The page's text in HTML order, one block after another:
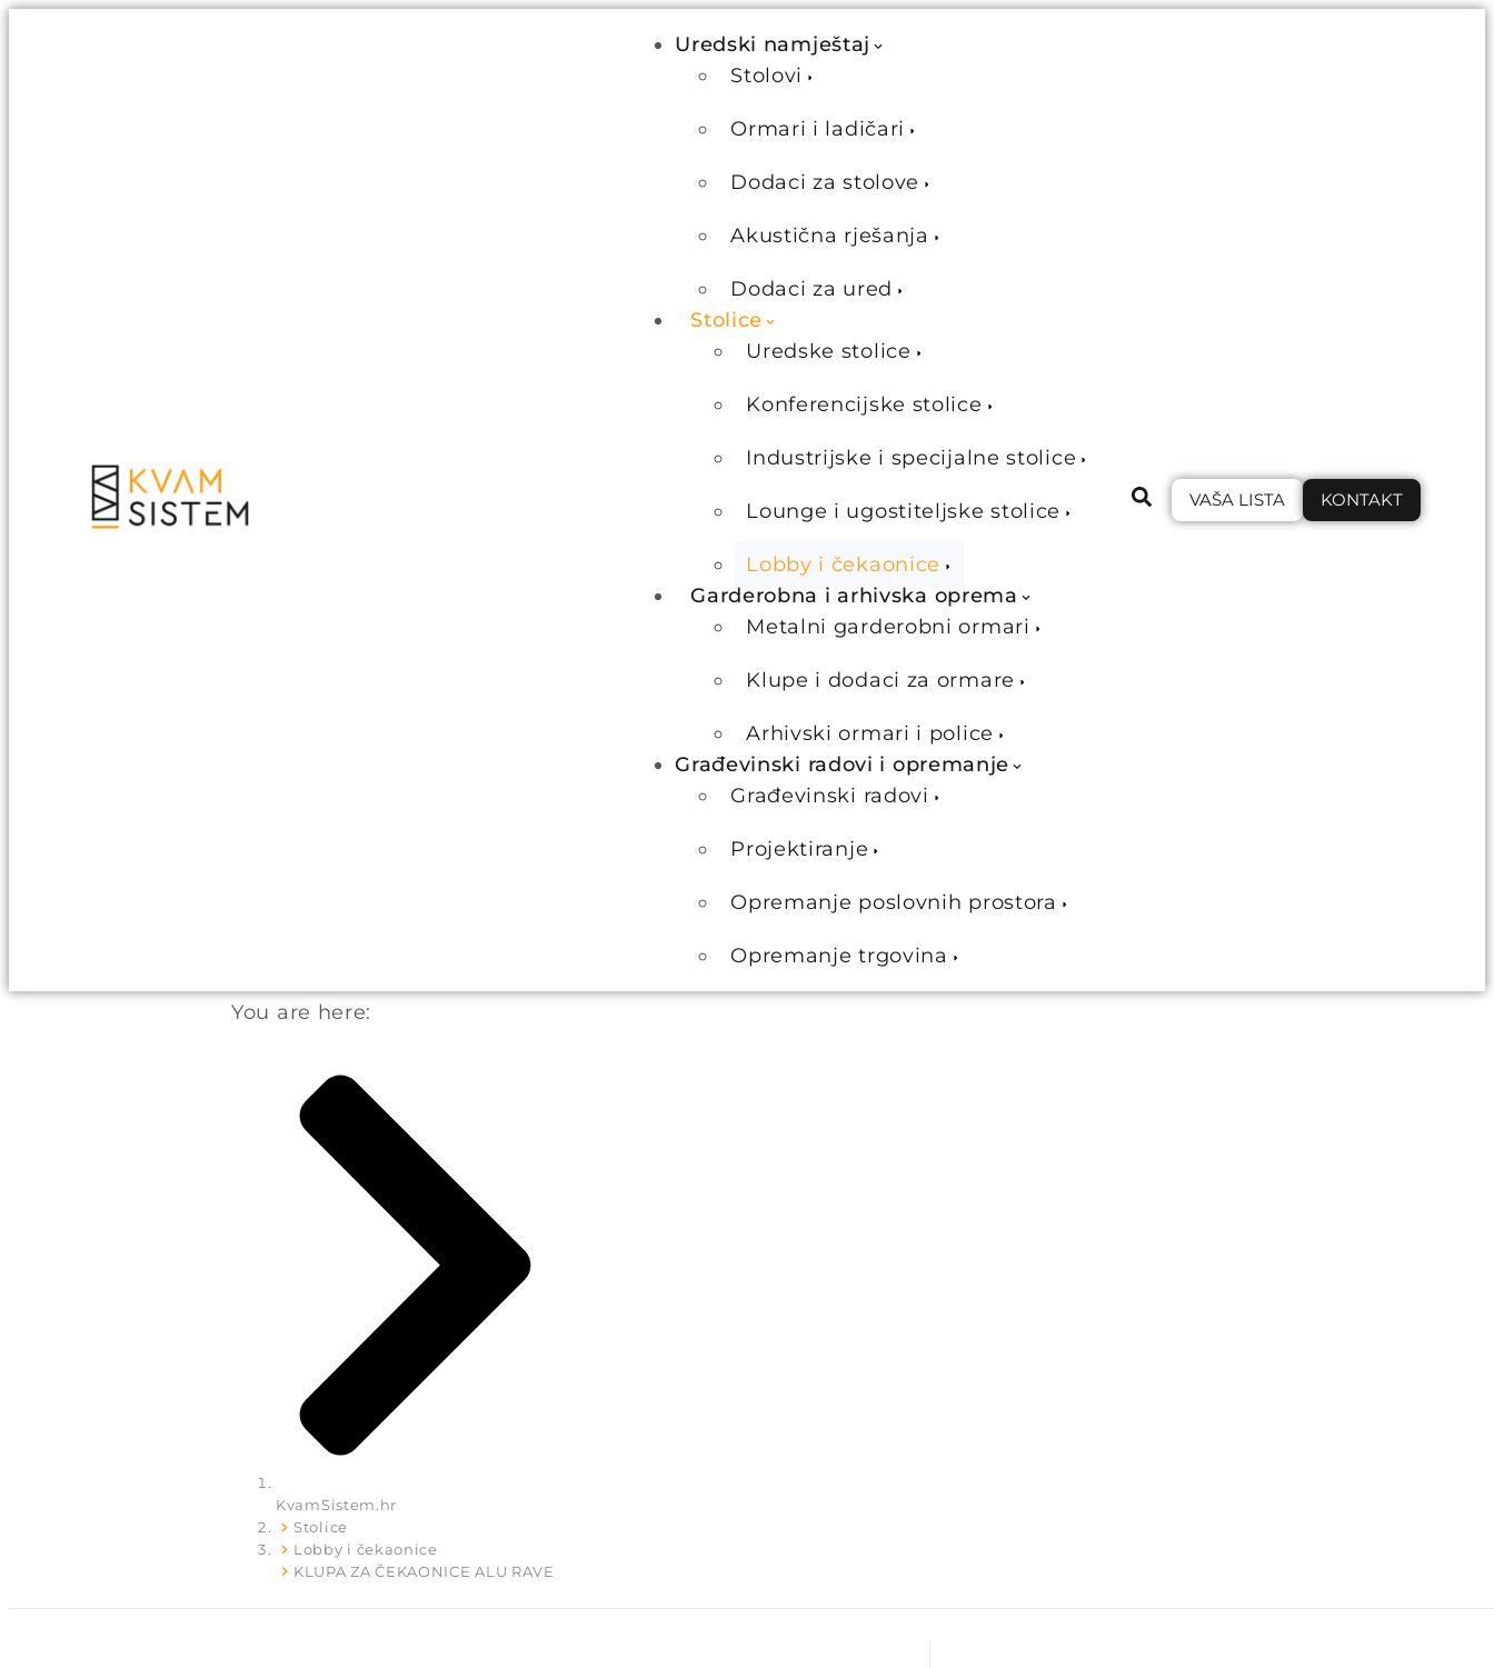
Uredski namještaj
Stolovi
Ormari i ladičari
Dodaci za stolove
Akustična rješanja
Dodaci za ured
Stolice
Uredske stolice
Konferencijske stolice
Industrijske i specijalne stolice
Lounge i ugostiteljske stolice
Lobby i čekaonice
Garderobna i arhivska oprema
Metalni garderobni ormari
Klupe i dodaci za ormare
Arhivski ormari i police
Građevinski radovi i opremanje
Građevinski radovi
Projektiranje
Opremanje poslovnih prostora
Opremanje trgovina
VAŠA LISTA KONTAKT
You are here:
KvamSistem.hr
Stolice
Lobby i čekaonice
KLUPA ZA ČEKAONICE ALU RAVE